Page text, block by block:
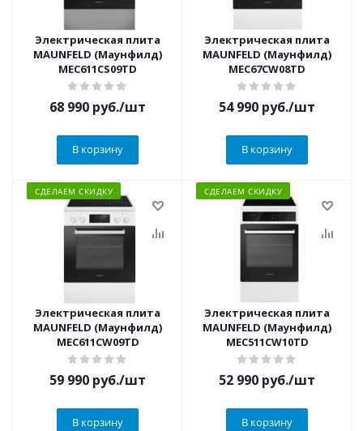
Электрическая плита
MAUNFELD (Маунфилд)
MEC611CS09TD
68 990 руб./шт
В корзину
Электрическая плита
MAUNFELD (Маунфилд)
MEC67CW08TD
54 990 руб./шт
В корзину
СДЕЛАЕМ СКИДКУ
Электрическая плита
MAUNFELD (Маунфилд)
MEC611CW09TD
59 990 руб./шт
В корзину
СДЕЛАЕМ СКИДКУ
Электрическая плита
MAUNFELD (Маунфилд)
MEC511CW10TD
52 990 руб./шт
В корзину